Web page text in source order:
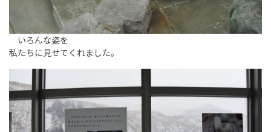
いろんな姿を
私たちに見せてくれました。